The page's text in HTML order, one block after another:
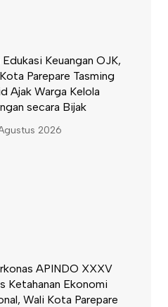
Edukasi Keuangan OJK,
Parepare Tasming
Ajak Warga Kelola
secara Bijak
2026
APINDO XXXV
Ketahanan Ekonomi
Wali Kota Parepare